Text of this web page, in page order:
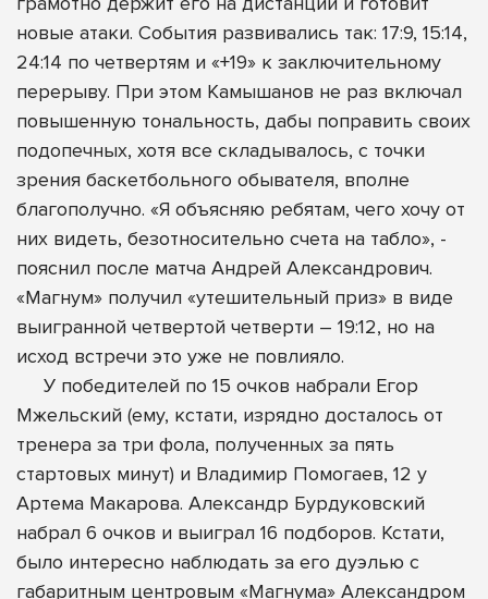
новые атаки. События развивались так: 17:9, 15:14,
24:14 по четвертям и «+19» к заключительному
перерыву. При этом Камышанов не раз включал
повышенную тональность, дабы поправить своих
подопечных, хотя все складывалось, с точки
зрения баскетбольного обывателя, вполне
благополучно. «Я объясняю ребятам, чего хочу от
них видеть, безотносительно счета на табло», -
пояснил после матча Андрей Александрович.
«Магнум» получил «утешительный приз» в виде
выигранной четвертой четверти – 19:12, но на
исход встречи это уже не повлияло.
У победителей по 15 очков набрали Егор
Мжельский (ему, кстати, изрядно досталось от
тренера за три фола, полученных за пять
стартовых минут) и Владимир Помогаев, 12 у
Артема Макарова. Александр Бурдуковский
набрал 6 очков и выиграл 16 подборов. Кстати,
было интересно наблюдать за его дуэлью с
габаритным центровым «Магнума» Александром